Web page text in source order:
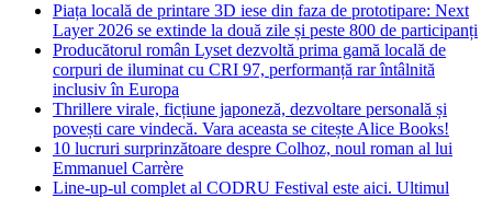
Piața locală de printare 3D iese din faza de prototipare: Next
Layer 2026 se extinde la două zile și peste 800 de participanți
Producătorul român Lyset dezvoltă prima gamă locală de
corpuri de iluminat cu CRI 97, performanță rar întâlnită
inclusiv în Europa
Thrillere virale, ficțiune japoneză, dezvoltare personală și
povești care vindecă. Vara aceasta se citește Alice Books!
10 lucruri surprinzătoare despre Colhoz, noul roman al lui
Emmanuel Carrère
Line-up-ul complet al CODRU Festival este aici. Ultimul